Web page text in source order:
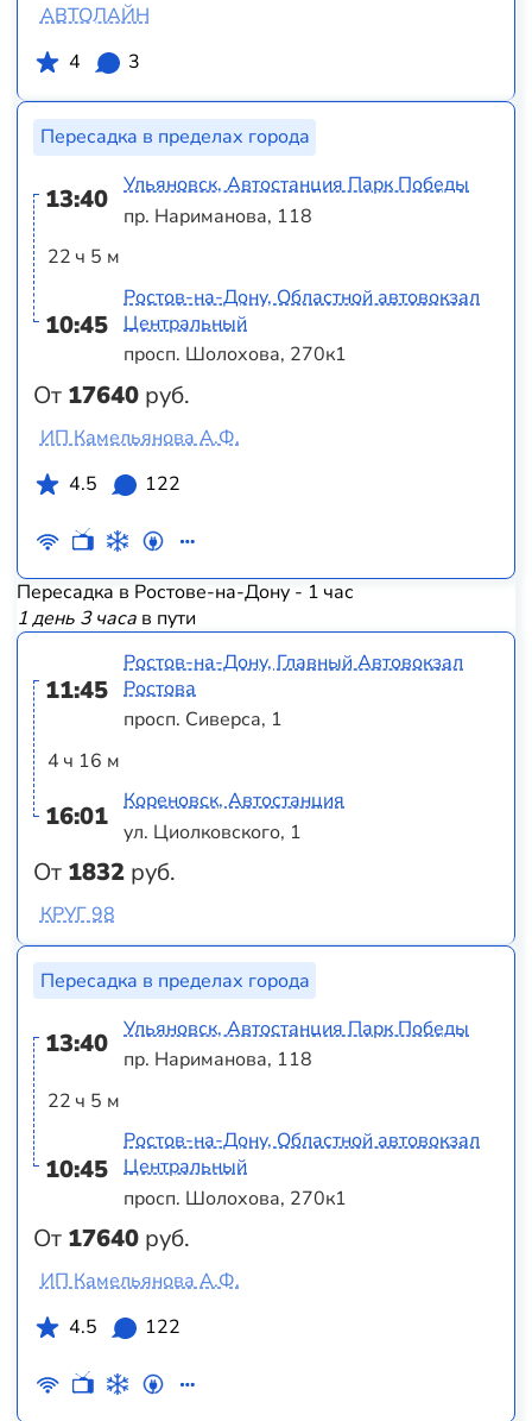
АВТОЛАЙН
4
3
Пересадка в пределах города
13:40
22 ч 5 м
10:45
От 17640 руб.
Ульяновск, Автостанция Парк Победы
пр. Нариманова, 118
Ростов-на-Дону, Областной автовокзал
Центральный
просп. Шолохова, 270к1
ИП Камельянова А.Ф.
4.5
122
Пересадка в Ростове-на-Дону - 1 час
1 день 3 часав пути
11:45
4 ч 16 м
16:01
От 1832 руб.
Ростов-на-Дону, Главный Автовокзал
Ростова
просп. Сиверса, 1
Кореновск, Автостанция
ул. Циолковского, 1
КРУГ 98
Пересадка в пределах города
13:40
22 ч 5 м
10:45
От 17640 руб.
Ульяновск, Автостанция Парк Победы
пр. Нариманова, 118
Ростов-на-Дону, Областной автовокзал
Центральный
просп. Шолохова, 270к1
ИП Камельянова А.Ф.
4.5
122